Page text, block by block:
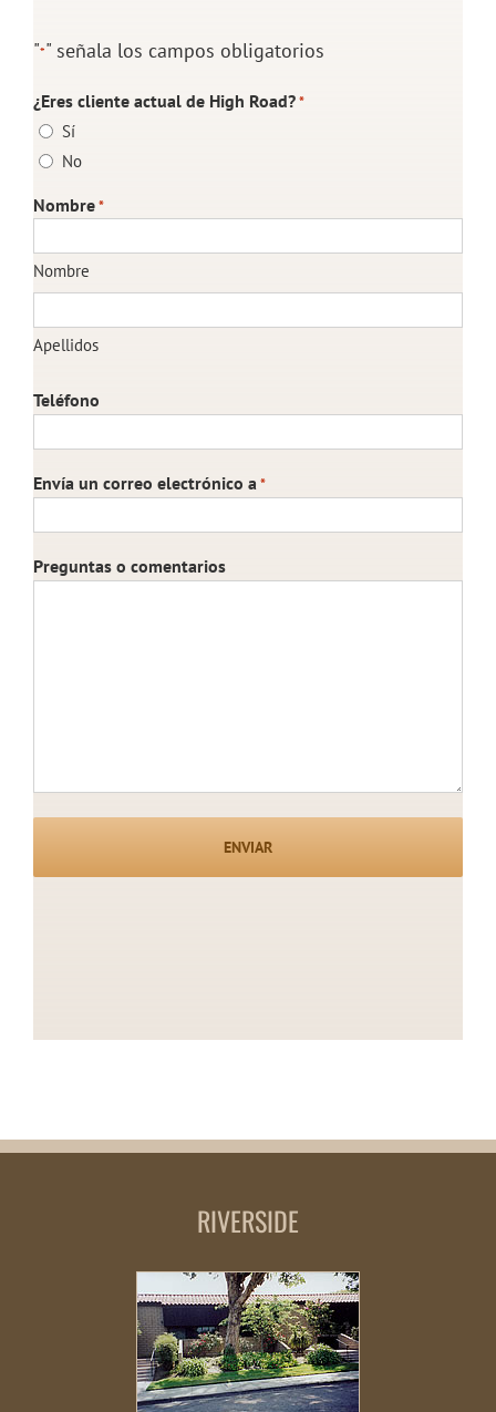
"*" señala los campos obligatorios
¿Eres cliente actual de High Road?*
Sí
No
Nombre*
Nombre
Apellidos
Teléfono
Envía un correo electrónico a*
Preguntas o comentarios
RIVERSIDE